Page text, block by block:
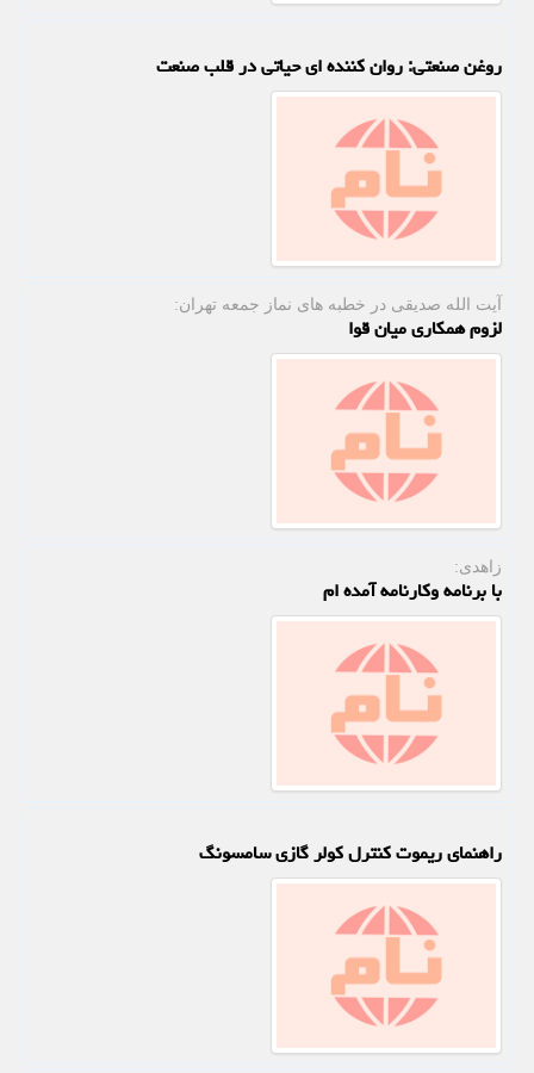
روغن صنعتی: روان کننده ای حیاتی در قلب صنعت
آیت الله صدیقی در خطبه های نماز جمعه تهران:
لزوم همکاری میان قوا
زاهدی:
با برنامه وکارنامه آمده ام
راهنمای ریموت کنترل کولر گازی سامسونگ